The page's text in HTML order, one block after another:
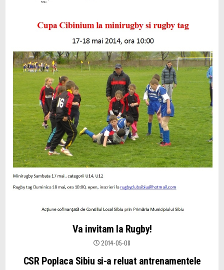
Va invitam la Rugby!
2014-05-08
CSR Poplaca Sibiu si-a reluat antrenamentele